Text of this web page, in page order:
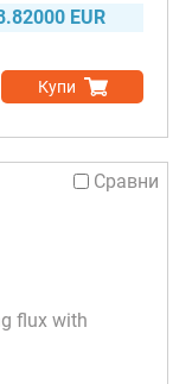
EUR
Купи
Сравни
flux with